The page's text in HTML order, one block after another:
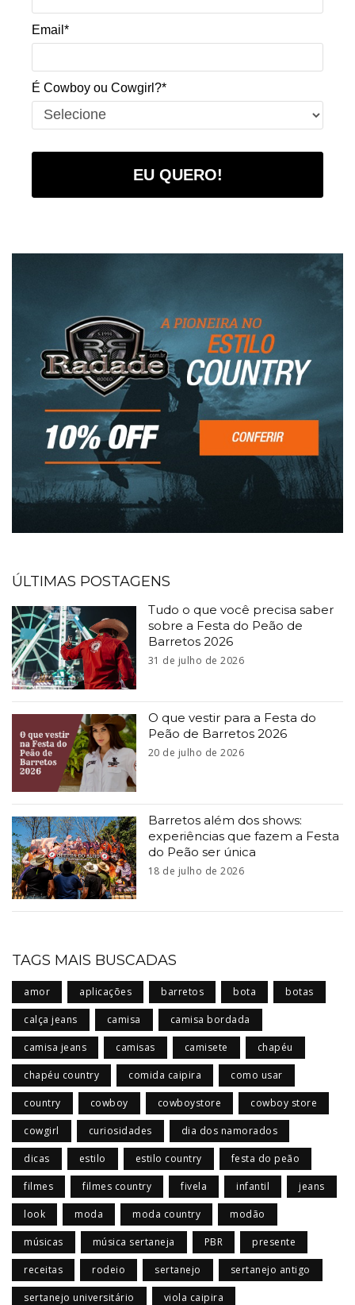
Email*
É Cowboy ou Cowgirl?*
EU QUERO!
ÚLTIMAS POSTAGENS
Tudo o que você precisa saber
sobre a Festa do Peão de
Barretos 2026
31 de julho de 2026
O que vestir para a Festa do
Peão de Barretos 2026
20 de julho de 2026
Barretos além dos shows:
experiências que fazem a Festa
do Peão ser única
18 de julho de 2026
TAGS MAIS BUSCADAS
amor aplicações barretos bota botas
calça jeans camisa camisa bordada
camisa jeans camisas camisete chapéu
chapéu country comida caipira como usar
country cowboy cowboystore cowboy store
cowgirl curiosidades dia dos namorados
dicas estilo estilo country festa do peão
filmes filmes country fivela infantil jeans
look moda moda country modão
músicas música sertaneja PBR presente
receitas rodeio sertanejo sertanejo antigo
sertanejo universitário viola caipira